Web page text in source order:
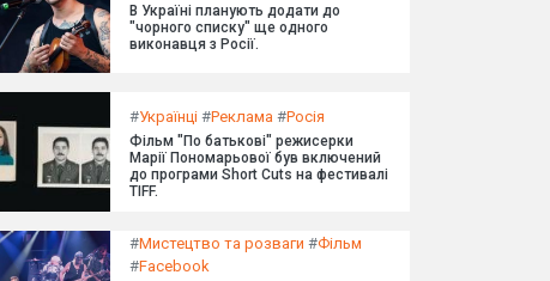
В Україні планують додати до
"чорного списку" ще одного
виконавця з Росії.
#Українці #Реклама #Росія
Фільм "По батькові" режисерки
Марії Пономарьової був включений
до програми Short Cuts на фестивалі
TIFF.
#Мистецтво та розваги #Фільм
#Facebook